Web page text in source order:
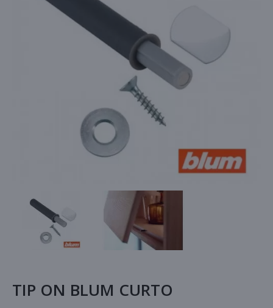
TIP ON BLUM CURTO